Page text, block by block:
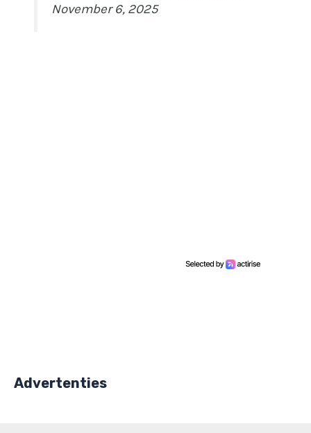
November 6, 2025
Advertenties